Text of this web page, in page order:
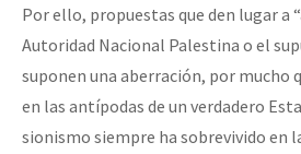
Por ello, propuestas que den lugar a
Autoridad Nacional Palestina o el
suponen una aberración, por mucho
en las antípodas de un verdadero
sionismo siempre ha sobrevivido en